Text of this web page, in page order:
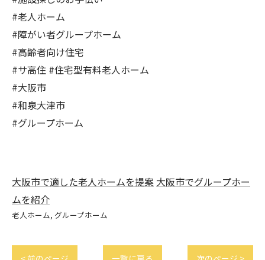
#老人ホーム
#障がい者グループホーム
#高齢者向け住宅
#サ高住 #住宅型有料老人ホーム
#大阪市
#和泉大津市
#グループホーム
大阪市で適した老人ホームを提案 大阪市でグループホー
ムを紹介
老人ホーム グループホーム